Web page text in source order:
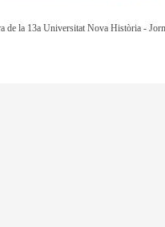
la 13a Universitat Nova Història -